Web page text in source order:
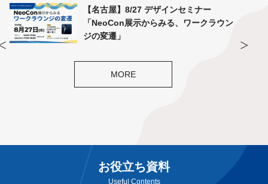
【名古屋】8/27 デザインセミナー
「NeoCon展示からみる、ワークラウン
ジの変遷」
MORE
お役立ち資料
Useful Contents